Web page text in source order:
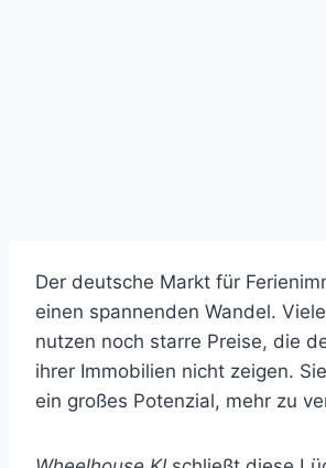
Der deutsche Markt für
einen spannenden Wandel.
nutzen noch starre Preise, die
ihrer Immobilien nicht zeigen.
ein großes Potenzial, mehr zu